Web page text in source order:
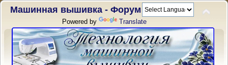
Машинная вышивка - Форум
Powered by Translate